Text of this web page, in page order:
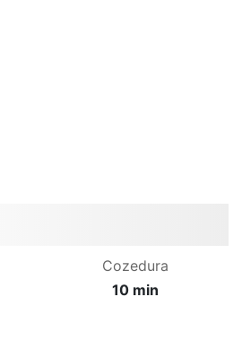
Cozedura
10 min